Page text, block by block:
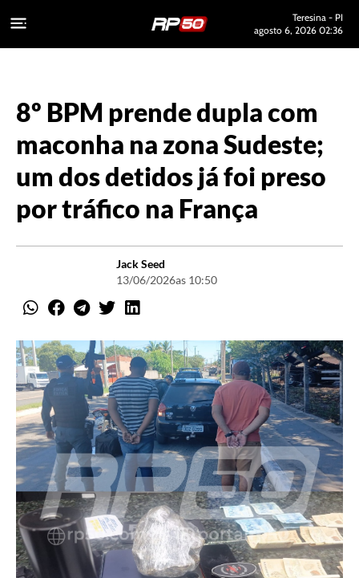
Teresina - PI
agosto 6, 2026 02:36
8º BPM prende dupla com
maconha na zona Sudeste;
um dos detidos já foi preso
por tráfico na França
Jack Seed
13/06/2026as 10:50